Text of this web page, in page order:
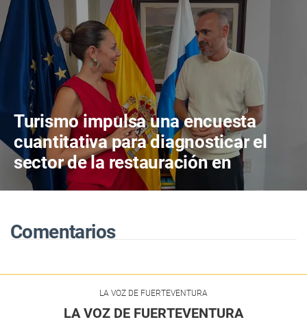
Turismo impulsa una encuesta
cuantitativa para diagnosticar el
sector de la restauración en
Canarias
Comentarios
LA VOZ DE FUERTEVENTURA
LA VOZ DE FUERTEVENTURA